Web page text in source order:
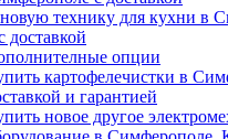
технику для кухни в
опции
картофелечистки в
и гарантией
новое другое